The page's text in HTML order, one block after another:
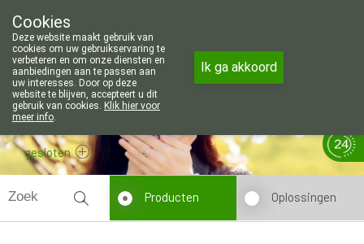
011/606002
gesloten
Producten Oplossingen
Cookies
Deze website maakt gebruik van
cookies om uw gebruikservaring te
verbeteren en om onze diensten en
aanbiedingen aan te passen aan
uw interesses. Door op deze
website te blijven, accepteert u dit
gebruik van cookies. Klik hier voor
meer info.
Ik ga akkoord